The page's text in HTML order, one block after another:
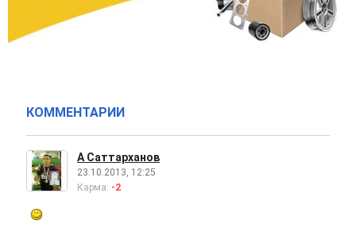
КОММЕНТАРИИ
А Саттарханов
23.10.2013, 12:25
Карма: -2